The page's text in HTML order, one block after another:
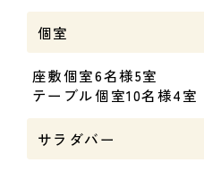
個室
座敷個室6名様5室
テーブル個室10名様4室
サラダバー